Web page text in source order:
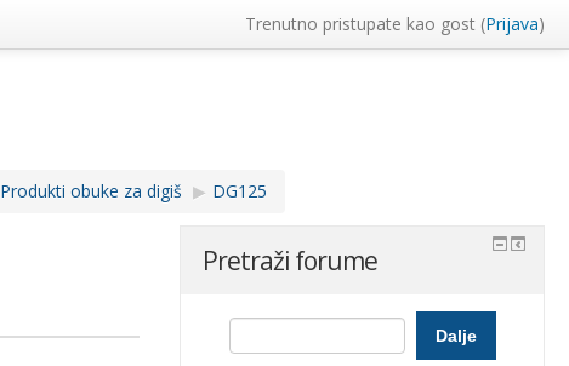
Trenutno pristupate kao gost (Prijava)
Produkti obuke za digiš ▶︎ DG125
Pretraži forume
Dalje